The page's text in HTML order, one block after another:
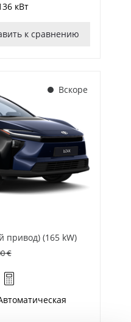
кВт
к сравнению
Вскоре
привод) (165 kW)
€